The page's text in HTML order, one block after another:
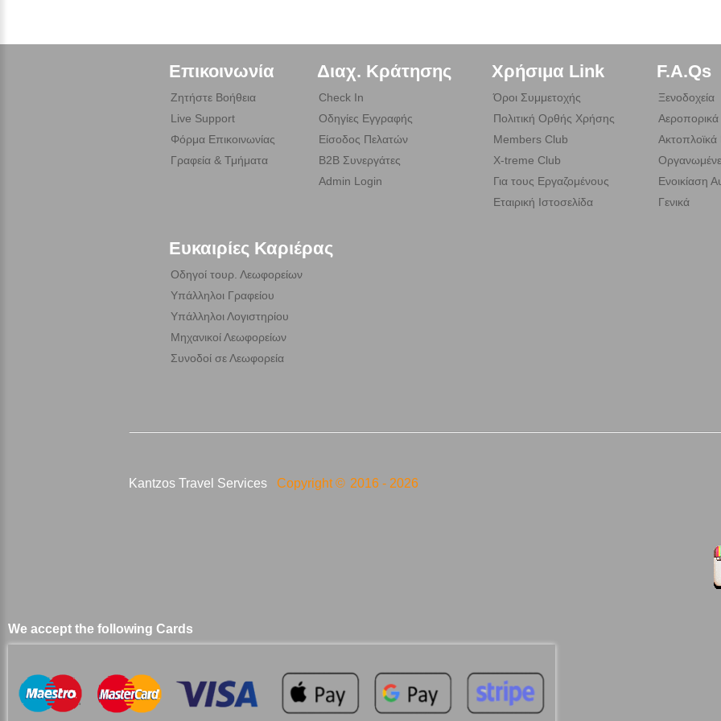
Επικοινωνία
Ζητήστε Βοήθεια
Live Support
Φόρμα Επικοινωνίας
Γραφεία & Τμήματα
Διαχ. Κράτησης
Check In
Οδηγίες Εγγραφής
Είσοδος Πελατών
B2B Συνεργάτες
Admin Login
Χρήσιμα Link
Όροι Συμμετοχής
Πολιτική Ορθής Χρήσης
Members Club
X-treme Club
Για τους Εργαζομένους
Εταιρική Ιστοσελίδα
F.A.Qs
Ξενοδοχεία
Αεροπορικά
Ακτοπλοϊκά
Ενοικίαση
Γενικά
Ευκαιρίες Καριέρας
Οδηγοί τουρ. Λεωφορείων
Υπάλληλοι Γραφείου
Υπάλληλοι Λογιστηρίου
Μηχανικοί Λεωφορείων
Συνοδοί σε Λεωφορεία
Kantzos Travel Services Copyright © 2016 - 2026
We accept the following Cards